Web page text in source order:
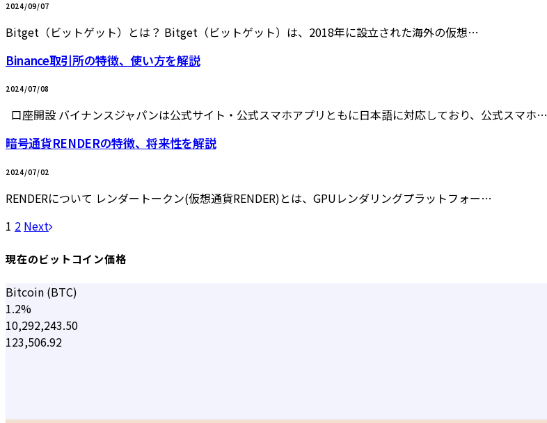
2024/09/07
Bitget（ビットゲット）とは？ Bitget（ビットゲット）は、2018年に設立された海外の仮想…
Binance取引所の特徴、使い方を解説
2024/07/08
口座開設 バイナンスジャパンは公式サイト・公式スマホアプリともに日本語に対応しており、公式スマホ…
暗号通貨RENDERの特徴、将来性を解説
2024/07/02
RENDERについて レンダートークン(仮想通貨RENDER)とは、GPUレンダリングプラットフォー…
1 2 Next
現在のビットコイン価格
Bitcoin (BTC)
1.2%
10,292,243.50
123,506.92